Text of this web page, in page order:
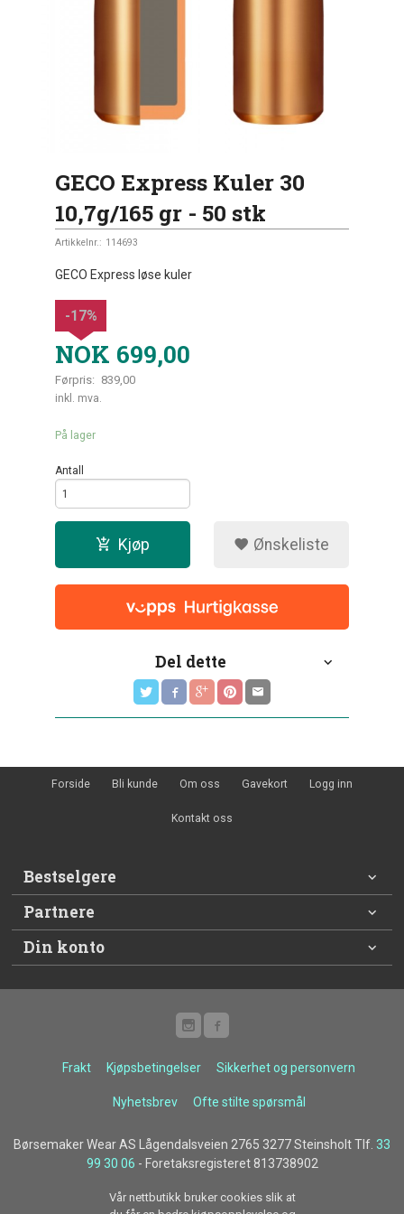
GECO Express Kuler 30
10,7g/165 gr - 50 stk
Artikkelnr.: 114693
GECO Express løse kuler
NOK 699,00
Førpris: 839,00
Rabatt
-17%
inkl. mva.
På lager
Antall
Kjøp Ønskeliste
Del dette
Forside Bli kunde Om oss Gavekort Logg inn
Kontakt oss
Bestselgere
Partnere
Din konto
Frakt Kjøpsbetingelser Sikkerhet og personvern
Nyhetsbrev Ofte stilte spørsmål
Børsemaker Wear AS Lågendalsveien 2765 3277 Steinsholt Tlf. 33
99 30 06 - Foretaksregisteret 813738902
Vår nettbutikk bruker cookies slik at